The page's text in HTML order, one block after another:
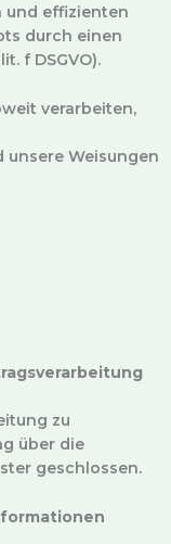
und effizienten
durch einen
f DSGVO).
verarbeiten,
Weisungen
zu
über die
geschlossen.